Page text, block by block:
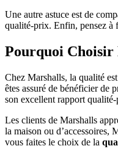
Une autre astuce est de
qualité-prix. Enfin, pensez à
Pourquoi Choisir
Chez Marshalls, la qualité
êtes assuré de bénéficier de
son excellent rapport
Les clients de Marshalls
la maison ou d’accessoires,
vous faites le choix de la